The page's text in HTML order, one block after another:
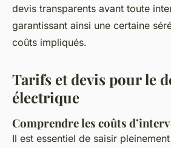
devis transparents avant toute
garantissant ainsi une certaine
coûts impliqués.
Tarifs et devis pour le
électrique
Comprendre les coûts
Il est essentiel de saisir